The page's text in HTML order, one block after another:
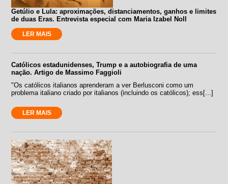
Getúlio e Lula: aproximações, distanciamentos, ganhos e limites
de duas Eras. Entrevista especial com Maria Izabel Noll
LER MAIS
Católicos estadunidenses, Trump e a autobiografia de uma
nação. Artigo de Massimo Faggioli
"Os católicos italianos aprenderam a ver Berlusconi como um
problema italiano criado por italianos (incluindo os católicos); ess[...]
LER MAIS